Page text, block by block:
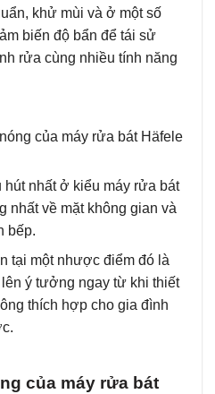
khử mùi và ở một số
biến độ bẩn để tái sử
rửa cùng nhiều tính năng
hút nhất ở kiểu máy rửa bát
nhất về mặt không gian và
bếp.
tại một nhược điểm đó là
ý tưởng ngay từ khi thiết
thích hợp cho gia đình
của máy rửa bát